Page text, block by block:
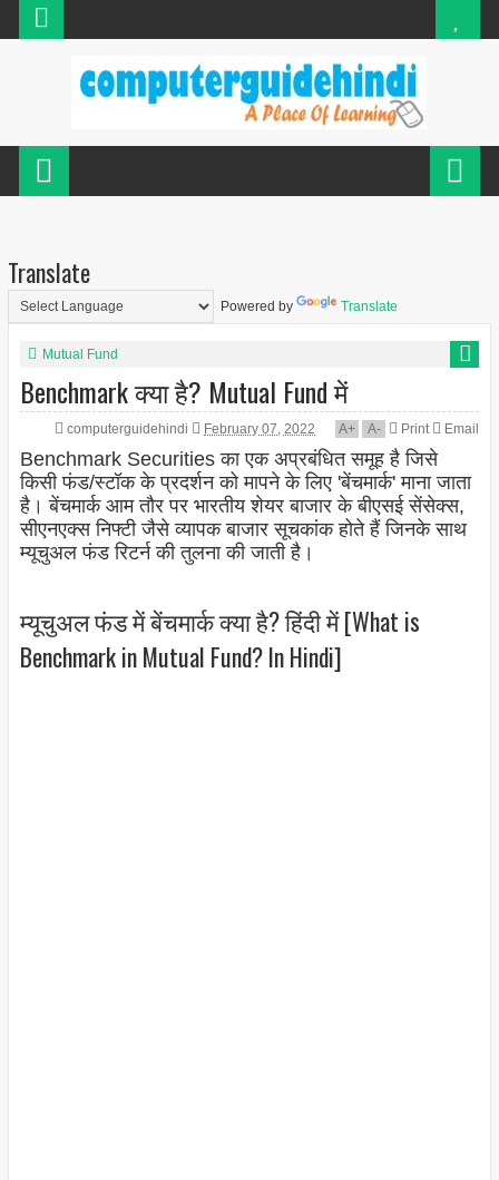
Translate
Powered by Translate
Mutual Fund
Benchmark क्या है? Mutual Fund में
computerguidehindi February 07, 2022 A+ A- Print Email
Benchmark Securities का एक अप्रबंधित समूह है जिसे
किसी फंड/स्टॉक के प्रदर्शन को मापने के लिए 'बेंचमार्क' माना जाता
है। बेंचमार्क आम तौर पर भारतीय शेयर बाजार के बीएसई सेंसेक्स,
सीएनएक्स निफ्टी जैसे व्यापक बाजार सूचकांक होते हैं जिनके साथ
म्यूचुअल फंड रिटर्न की तुलना की जाती है।
म्यूचुअल फंड में बेंचमार्क क्या है? हिंदी में [What is
Benchmark in Mutual Fund? In Hindi]